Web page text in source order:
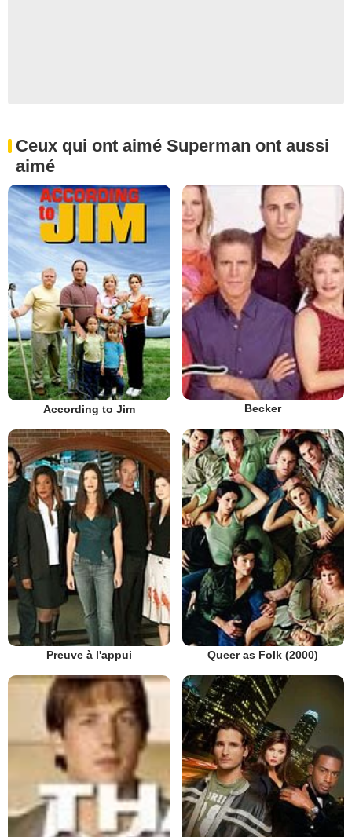
Ceux qui ont aimé Superman ont aussi
aimé
According to Jim Becker
Preuve à l'appui Queer as Folk (2000)